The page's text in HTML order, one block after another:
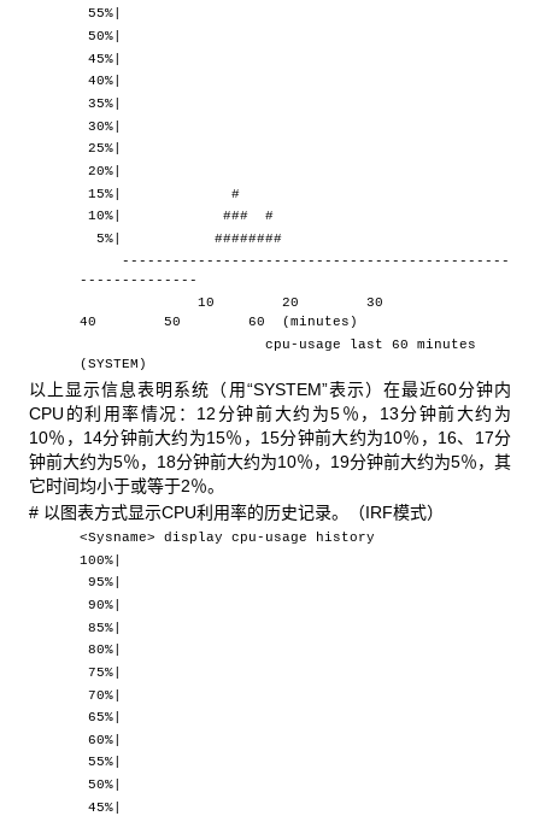
55%|
50%|
45%|
40%|
35%|
30%|
25%|
20%|
15%| #
10%| ### #
5%| ########
----------------------------------------------
--------------
10 20 30
40 50 60 (minutes)
cpu-usage last 60 minutes
(SYSTEM)
以上显示信息表明系统（用“SYSTEM”表示）在最近60分钟内
CPU的利用率情况：12分钟前大约为5％，13分钟前大约为
10％，14分钟前大约为15％，15分钟前大约为10％，16、17分
钟前大约为5％，18分钟前大约为10％，19分钟前大约为5％，其
它时间均小于或等于2％。
# 以图表方式显示CPU利用率的历史记录。（IRF模式）
<Sysname> display cpu-usage history
100%|
95%|
90%|
85%|
80%|
75%|
70%|
65%|
60%|
55%|
50%|
45%|